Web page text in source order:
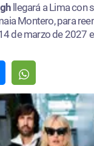
llegará a Lima con
Montero, para
de marzo de 2027